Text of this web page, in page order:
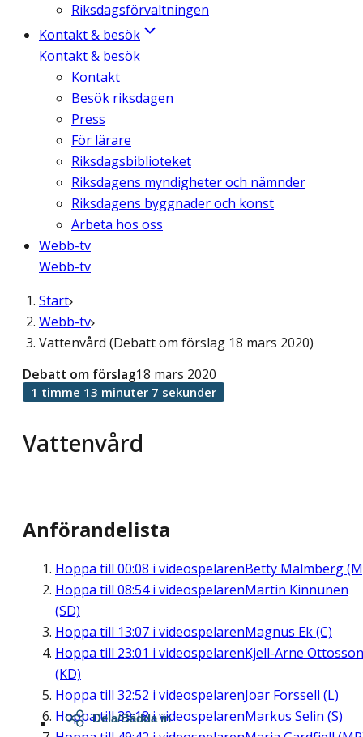
Riksdagsförvaltningen
Kontakt & besök
Kontakt & besök
Kontakt
Besök riksdagen
Press
För lärare
Riksdagsbiblioteket
Riksdagens myndigheter och nämnder
Riksdagens byggnader och konst
Arbeta hos oss
Webb-tv
Webb-tv
Start
Webb-tv
Vattenvård (Debatt om förslag 18 mars 2020)
Vattenvård
Debatt om förslag18 mars 2020
1 timme 13 minuter 7 sekunder
Anförandelista
Hoppa till 00:08 i videospelarenBetty Malmberg
Hoppa till 08:54i videospelarenMartin Kinnunen
(SD)
Hoppa till 13:07 i videospelarenMagnus Ek (C)
Hoppa till 23:01 i videospelarenKjell-Arne Ottosson
(KD)
Hoppa till 32:52 i videospelarenJoar Forssell (L)
Hoppa till39:18i videospelarenMarkus Selin (S)
Dela/Bädda in